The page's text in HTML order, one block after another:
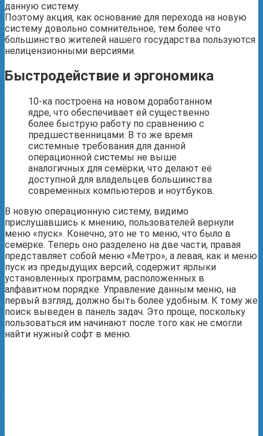
данную систему.
Поэтому акция, как основание для перехода на новую
систему довольно сомнительное, тем более что
большинство жителей нашего государства пользуются
нелицензионными версиями.
Быстродействие и эргономика
10-ка построена на новом доработанном
ядре, что обеспечивает ей существенно
более быструю работу по сравнению с
предшественницами. В то же время
системные требования для данной
операционной системы не выше
аналогичных для семёрки, что делают её
доступной для владельцев большинства
современных компьютеров и ноутбуков.
В новую операционную систему, видимо
прислушавшись к мнению, пользователей вернули
меню «пуск». Конечно, это не то меню, что было в
семёрке. Теперь оно разделено на две части, правая
представляет собой меню «Метро», а левая, как и меню
пуск из предыдущих версий, содержит ярлыки
установленных программ, расположенных в
алфавитном порядке. Управление данным меню, на
первый взгляд, должно быть более удобным. К тому же
поиск выведен в панель задач. Это проще, поскольку
пользоваться им начинают после того как не смогли
найти нужный софт в меню.